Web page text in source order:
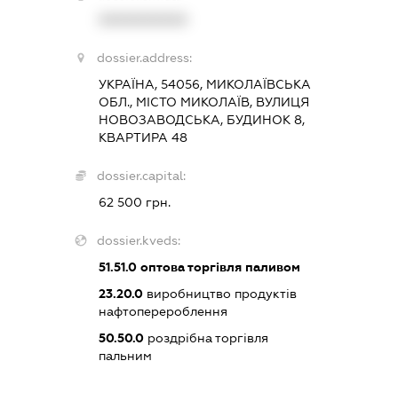
dossier.address:
УКРАЇНА, 54056, МИКОЛАЇВСЬКА
ОБЛ., МІСТО МИКОЛАЇВ, ВУЛИЦЯ
НОВОЗАВОДСЬКА, БУДИНОК 8,
КВАРТИРА 48
dossier.capital:
62 500 грн.
dossier.kveds:
51.51.0оптова торгівля паливом
23.20.0виробництво продуктів
нафтоперероблення
50.50.0роздрібна торгівля
пальним